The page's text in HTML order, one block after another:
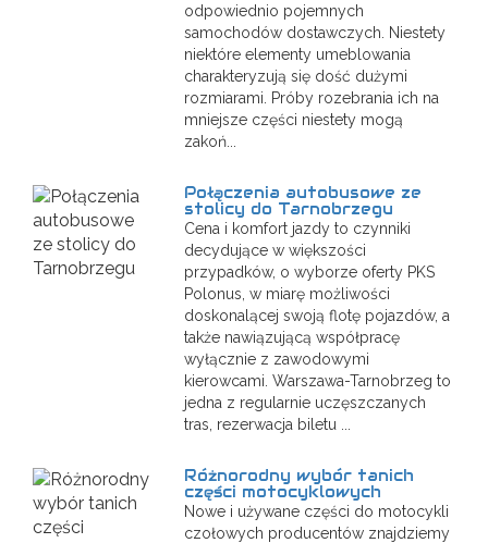
odpowiednio pojemnych
samochodów dostawczych. Niestety
niektóre elementy umeblowania
charakteryzują się dość dużymi
rozmiarami. Próby rozebrania ich na
mniejsze części niestety mogą
zakoń...
Połączenia autobusowe ze
stolicy do Tarnobrzegu
Cena i komfort jazdy to czynniki
decydujące w większości
przypadków, o wyborze oferty PKS
Polonus, w miarę możliwości
doskonalącej swoją flotę pojazdów, a
także nawiązującą współpracę
wyłącznie z zawodowymi
kierowcami. Warszawa-Tarnobrzeg to
jedna z regularnie uczęszczanych
tras, rezerwacja biletu ...
Różnorodny wybór tanich
części motocyklowych
Nowe i używane części do motocykli
czołowych producentów znajdziemy